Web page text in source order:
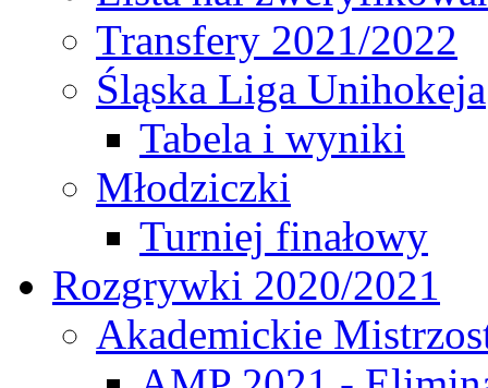
Transfery 2021/2022
Śląska Liga Unihokeja
Tabela i wyniki
Młodziczki
Turniej finałowy
Rozgrywki 2020/2021
Akademickie